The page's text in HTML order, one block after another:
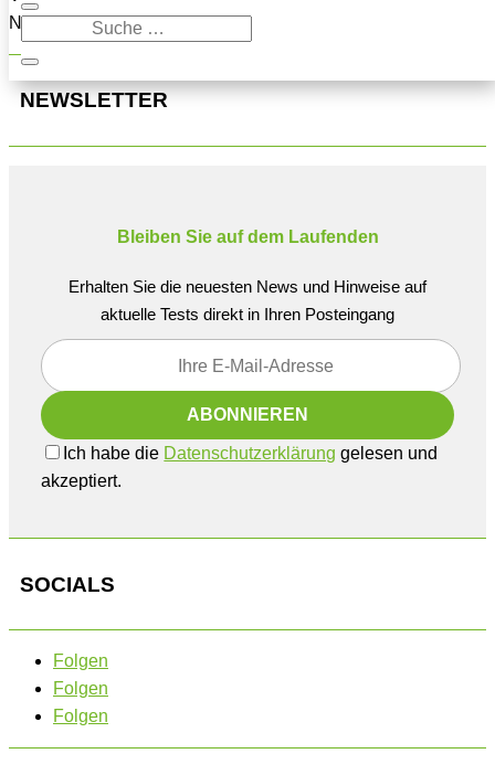
Navigation oben, um den Beitrag zu finden.
NEWSLETTER
Bleiben Sie auf dem Laufenden
Erhalten Sie die neuesten News und Hinweise auf
aktuelle Tests direkt in Ihren Posteingang
Ich habe die Datenschutzerklärung gelesen und
akzeptiert.
SOCIALS
Folgen
Folgen
Folgen